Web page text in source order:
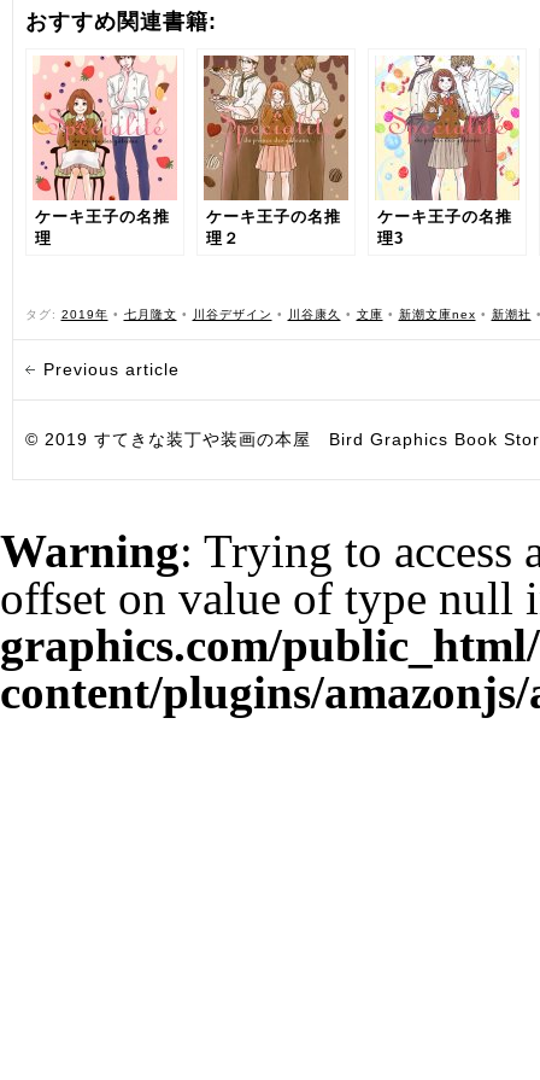
おすすめ関連書籍:
ケーキ王子の名推
理
ケーキ王子の名推
理２
ケーキ王子の名推
理3
タグ: 2019年 • 七月隆文 • 川谷デザイン • 川谷康久 • 文庫 • 新潮文庫nex • 新潮社
Previous article
© 2019 すてきな装丁や装画の本屋 Bird Graphics Book
Warning: Trying to access
offset on value of type null
graphics.com/
content/plugins/